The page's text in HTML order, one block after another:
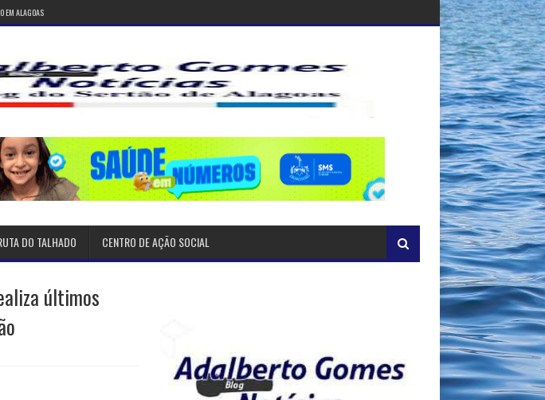
EM ALAGOAS
DO TALHADO CENTRO DE AÇÃO SOCIAL
últimos